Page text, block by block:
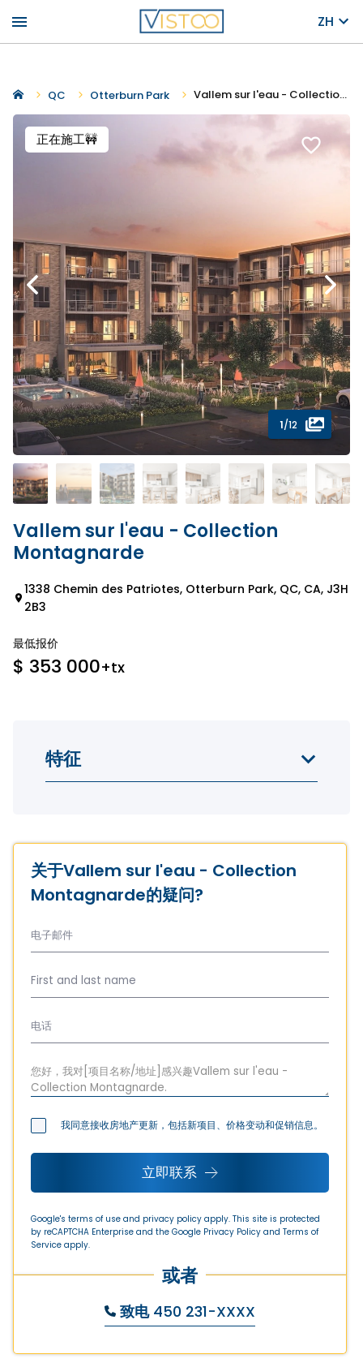
menu ZH
QC Otterburn Park Vallem sur l'eau - Collection Montagnarde
正在施工🚧 favorite_border
1/12
Vallem sur l'eau - Collection
Montagnarde
1338 Chemin des Patriotes, Otterburn Park, QC, CA, J3H
2B3
最低报价
$ 353 000+tx
特征
关于Vallem sur l'eau - Collection
Montagnarde的疑问?
我同意接收房地产更新，包括新项目、价格变动和促销信息。
立即联系
Google's terms of use and privacy policy apply. This site is protected
by reCAPTCHA Enterprise and the Google Privacy Policy and Terms of
Service apply.
或者
致电 450 231-XXXX